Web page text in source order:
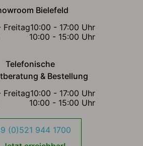
Bielefeld
Freitag10:00 - 17:00 Uhr
10:00 - 15:00 Uhr
Telefonische
& Bestellung
Freitag10:00 - 17:00 Uhr
10:00 - 15:00 Uhr
(0)521 944 1700